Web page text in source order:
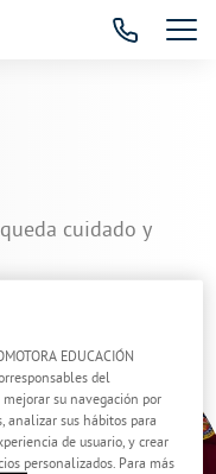
cuidado y
EDUCACIÓN
del
su navegación por
analizar sus hábitos para
de usuario, y crear
personalizados. Para más